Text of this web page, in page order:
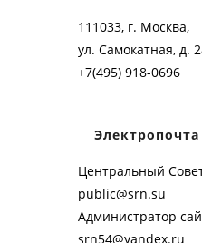
111033, г. Москва,
ул. Самокатная, д.
+7(495) 918-0696
Электропочта
Центральный
public@srn.su
Администратор
srn54@yandex.ru